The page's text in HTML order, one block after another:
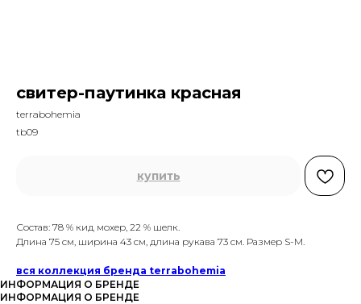
свитер-паутинка красная
terrabohemia
tb09
купить
Состав: 78 % кид мохер, 22 % шелк.
Длина 75 см, ширина 43 см, длина рукава 73 см. Размер S-M.
вся коллекция бренда terrabohemia
ИНФОРМАЦИЯ О БРЕНДЕ
ИНФОРМАЦИЯ О БРЕНДЕ